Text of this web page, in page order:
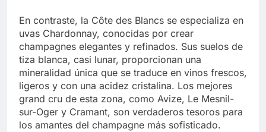
En contraste, la Côte des Blancs se especializa en
uvas Chardonnay, conocidas por crear
champagnes elegantes y refinados. Sus suelos de
tiza blanca, casi lunar, proporcionan una
mineralidad única que se traduce en vinos frescos,
ligeros y con una acidez cristalina. Los mejores
grand cru de esta zona, como Avize, Le Mesnil-
sur-Oger y Cramant, son verdaderos tesoros para
los amantes del champagne más sofisticado.